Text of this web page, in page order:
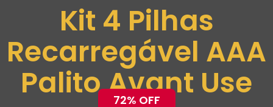
Kit 4 Pilhas
Recarregável AAA
Palito Avant Use
72% OFF